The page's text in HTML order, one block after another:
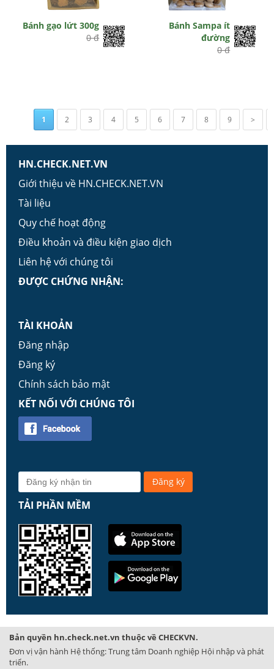
Bánh gạo lứt 300g
0 đ
Bánh Sampa ít
đường
0 đ
1 2 3 4 5 6 7 8 9 >
HN.CHECK.NET.VN
Giới thiệu về HN.CHECK.NET.VN
Tài liệu
Quy chế hoạt động
Điều khoản và điều kiện giao dịch
Liên hệ với chúng tôi
ĐƯỢC CHỨNG NHẬN:
TÀI KHOẢN
Đăng nhập
Đăng ký
Chính sách bảo mật
KẾT NỐI VỚI CHÚNG TÔI
TẢI PHẦN MỀM
Bản quyền hn.check.net.vn thuộc về CHECKVN.
Đơn vị vận hành Hệ thống: Trung tâm Doanh nghiệp Hội nhập và phát
triển.